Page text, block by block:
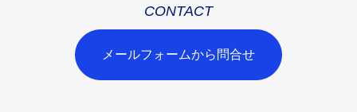
CONTACT
メールフォームから問合せ